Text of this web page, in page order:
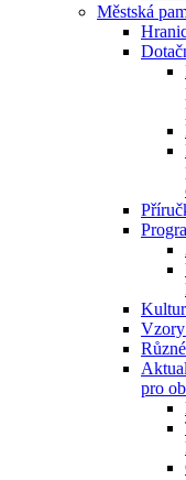
Městská
Vzory
pro